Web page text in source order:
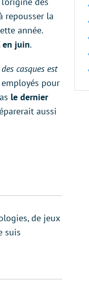
repousser la
année.
en juin.
casques est
pour
le dernier
aussi
de jeux
suis